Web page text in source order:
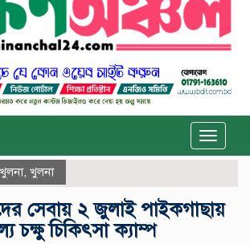
Toggle
খুলনা, খুলনা
সেবায় ২ জুলাই পাইকগাছায়
চক্ষু চিকিৎসা ক্যাম্প